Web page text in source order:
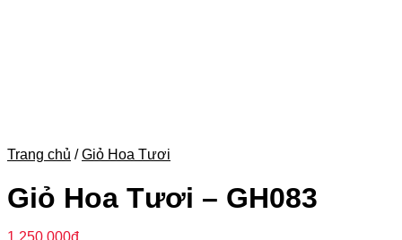
Trang chủ / Giỏ Hoa Tươi
Giỏ Hoa Tươi – GH083
1,250,000đ